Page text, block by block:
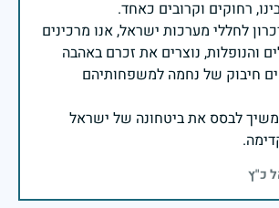
לחללי מערכות ישראל, אנו מרכינים
והנופלות, נוצרים את זכרם באהבה
חיבוק של נחמה למשפחותיהם
לבסס את ביטחונה של ישראל
כ"ץ